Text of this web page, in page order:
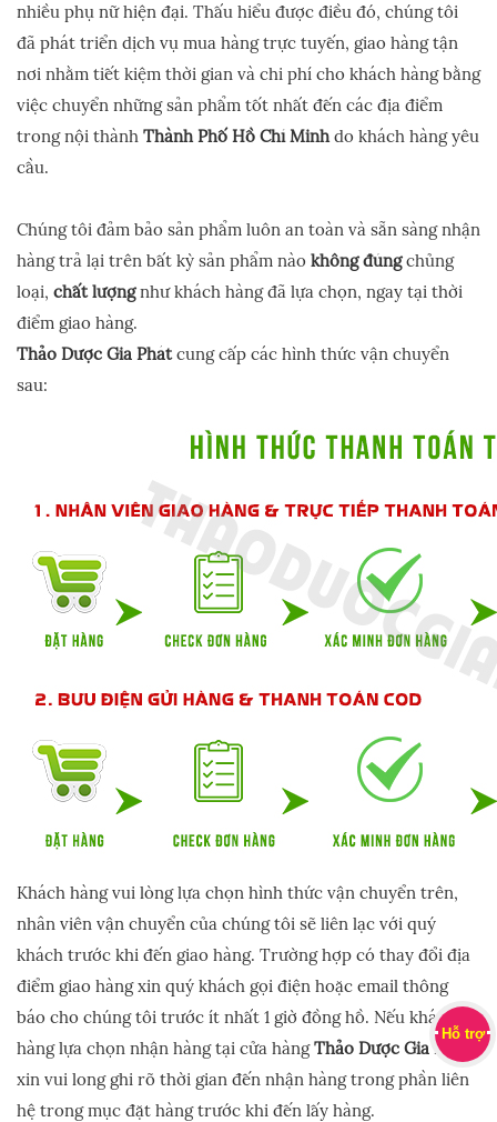
nhiều phụ nữ hiện đại. Thấu hiểu được điều đó, chúng tôi
đã phát triển dịch vụ mua hàng trực tuyến, giao hàng tận
nơi nhằm tiết kiệm thời gian và chi phí cho khách hàng bằng
việc chuyển những sản phẩm tốt nhất đến các địa điểm
trong nội thành Thành Phố Hồ Chí Minhdo khách hàng yêu
cầu.
Chúng tôi đảm bảo sản phẩm luôn an toàn và sẵn sàng nhận
hàng trả lại trên bất kỳ sản phẩm nào không đúngchủng
loại, chất lượngnhư khách hàng đã lựa chọn, ngay tại thời
điểm giao hàng.
Thảo Dược Gia Phátcung cấp các hình thức vận chuyển
sau:
Khách hàng vui lòng lựa chọn hình thức vận chuyển trên,
nhân viên vận chuyển của chúng tôi sẽ liên lạc với quý
khách trước khi đến giao hàng. Trường hợp có thay đổi địa
điểm giao hàng xin quý khách gọi điện hoặc email thông
báo cho chúng tôi trước ít nhất 1 giờ đồng hồ. Nếu khách
hàng lựa chọn nhận hàng tại cửa hàngThảo Dược Gia Phát
xin vui long ghi rõ thời gian đến nhận hàng trong phần liên
hệ trong mục đặt hàng trước khi đến lấy hàng.
Hỗ trợ